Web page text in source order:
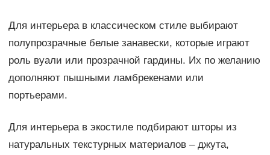
Для интерьера в классическом стиле выбирают
полупрозрачные белые занавески, которые играют
роль вуали или прозрачной гардины. Их по желанию
дополняют пышными ламбрекенами или
портьерами.
Для интерьера в экостиле подбирают шторы из
натуральных текстурных материалов – джута,